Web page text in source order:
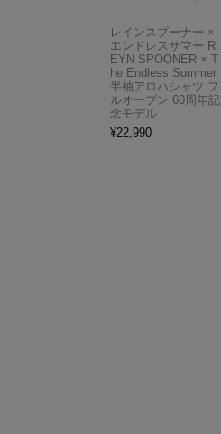
レインスプーナー ×
エンドレスサマー R
EYN SPOONER × T
he Endless Summer
半袖アロハシャツ フ
ルオープン 60周年記
念モデル
¥22,990